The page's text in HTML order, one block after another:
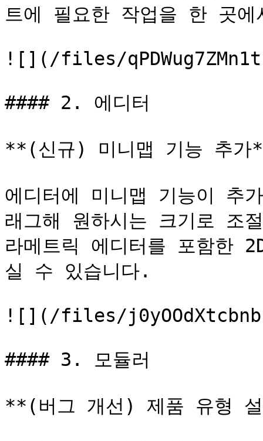
트에 필요한 작업을 한 곳
![](/files/
#### 2. 에디터
**(신규) 미니맵 기능 추가
에디터에 미니맵 기능이 추
래그해 원하시는 크기로 조
라메트릭 에디터를 포함한
실 수 있습니다.
![](/files/
#### 3. 모듈러
**(버그 개선) 제품 유형